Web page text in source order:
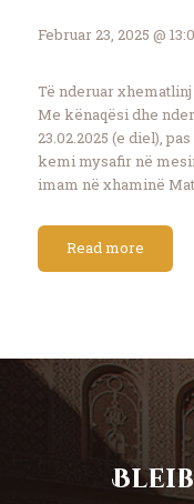
Februar 23, 2025 @
Të nderuar
Me kënaqësi dhe
23.02.2025 (e diel),
kemi mysafir në
imam në xhaminë
Read more